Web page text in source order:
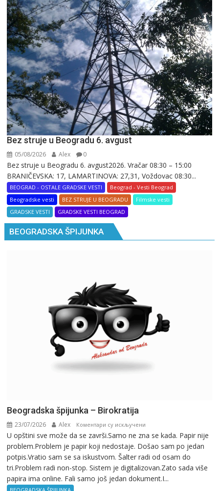
Bez struje u Beogradu 6. avgust
05/08/2026 Alex 0
Bez struje u Beogradu 6. avgust2026. Vračar 08:30 – 15:00
BRANIČEVSKA: 17, LAMARTINOVA: 27,31, Voždovac 08:30...
BEOGRAD - OSTALE GRADSKE VESTI
Beograd - Vesti Beograd
Beogradske vesti
BEZ STRUJE U BEOGRADU
Filmske vesti
GRADSKE VESTI
GRADSKE VESTI BEOGRAD
BEOGRADSKA ŠPIJUNKA
Beogradska špijunka – Birokratija
23/07/2026 Alex Коментари су искључени
Beogradska
špijunka
–
Birokratija
U opštini sve može da se završi.Samo ne zna se kada. Papir nije
problem.Problem je papir koji nedostaje. Došao sam po jedan
potpis.Vratio sam se sa iskustvom. Šalter radi od osam do
tri.Problem radi non-stop. Sistem je digitalizovan.Zato sada više
papira ima online. Fali samo još jedan dokument.I...